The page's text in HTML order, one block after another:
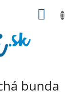
bunda